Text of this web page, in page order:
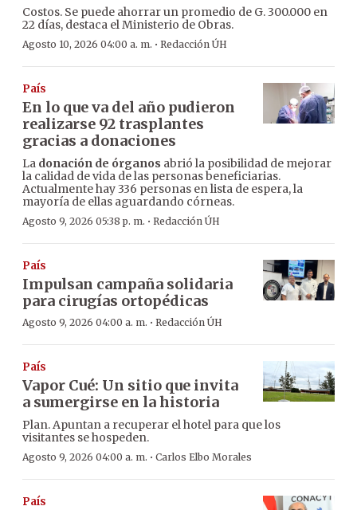
Costos. Se puede ahorrar un promedio de G. 300.000 en
22 días, destaca el Ministerio de Obras.
Agosto 10, 2026 04:00 a. m. · Redacción ÚH
País
En lo que va del año pudieron
realizarse 92 trasplantes
gracias a donaciones
La donación de órganos abrió la posibilidad de mejorar
la calidad de vida de las personas beneficiarias.
Actualmente hay 336 personas en lista de espera, la
mayoría de ellas aguardando córneas.
Agosto 9, 2026 05:38 p. m. · Redacción ÚH
País
Impulsan campaña solidaria
para cirugías ortopédicas
Agosto 9, 2026 04:00 a. m. · Redacción ÚH
País
Vapor Cué: Un sitio que invita
a sumergirse en la historia
Plan. Apuntan a recuperar el hotel para que los
visitantes se hospeden.
Agosto 9, 2026 04:00 a. m. · Carlos Elbo Morales
País